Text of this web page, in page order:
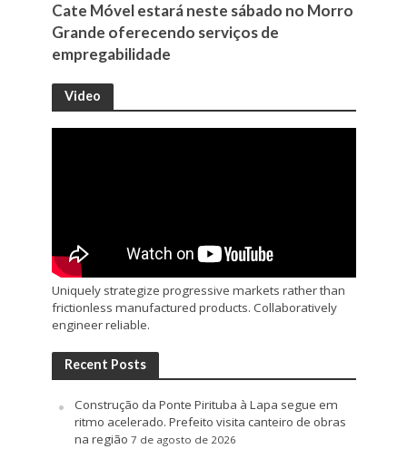
Cate Móvel estará neste sábado no Morro
Grande oferecendo serviços de
empregabilidade
Video
Uniquely strategize progressive markets rather than
frictionless manufactured products. Collaboratively
engineer reliable.
Recent Posts
Construção da Ponte Pirituba à Lapa segue em
ritmo acelerado. Prefeito visita canteiro de obras
na região 7 de agosto de 2026